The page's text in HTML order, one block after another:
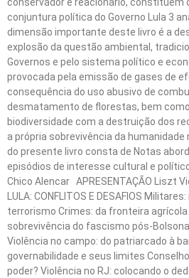
conservador e reacionário, constituem
conjuntura política do Governo Lula 3
dimensão importante deste livro é a
explosão da questão ambiental,
Governos e pelo sistema político e
provocada pela emissão de gases de
consequência do uso abusivo de
desmatamento de florestas, bem
biodiversidade com a destruição dos
a própria sobrevivência da
do presente livro consta de Notas
episódios de interesse cultural e
Chico Alencar APRESENTAÇÃO Liszt
LULA: CONFLITOS E DESAFIOS
terrorismo Crimes: da fronteira agrícola
sobrevivência do fascismo pós-
Violência no campo: do patriarcado à
governabilidade e seus limites
poder? Violência no RJ: colocando o